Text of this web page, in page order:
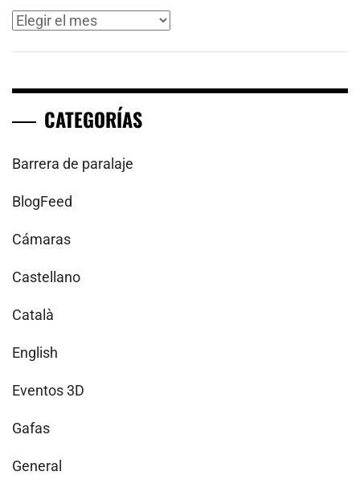
Archivos
CATEGORÍAS
Barrera de paralaje
BlogFeed
Cámaras
Castellano
Català
English
Eventos 3D
Gafas
General